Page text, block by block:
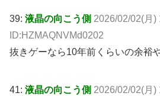
39: 液晶の向こう側 2026/02/02(月)
ID:HZMAQNVMd0202
抜きゲーなら10年前くらいの余裕
41: 液晶の向こう側 2026/02/02(月)